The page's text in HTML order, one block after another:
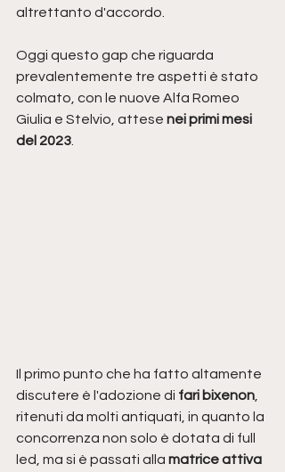
altrettanto d'accordo.
Oggi questo gap che riguarda
prevalentemente tre aspetti è stato
colmato, con le nuove Alfa Romeo
Giulia e Stelvio, attese nei primi mesi
del 2023.
Il primo punto che ha fatto altamente
discutere è l'adozione di fari bixenon
ritenuti da molti antiquati, in quanto la
concorrenza non solo è dotata di full
led, ma si è passati alla matrice attiva